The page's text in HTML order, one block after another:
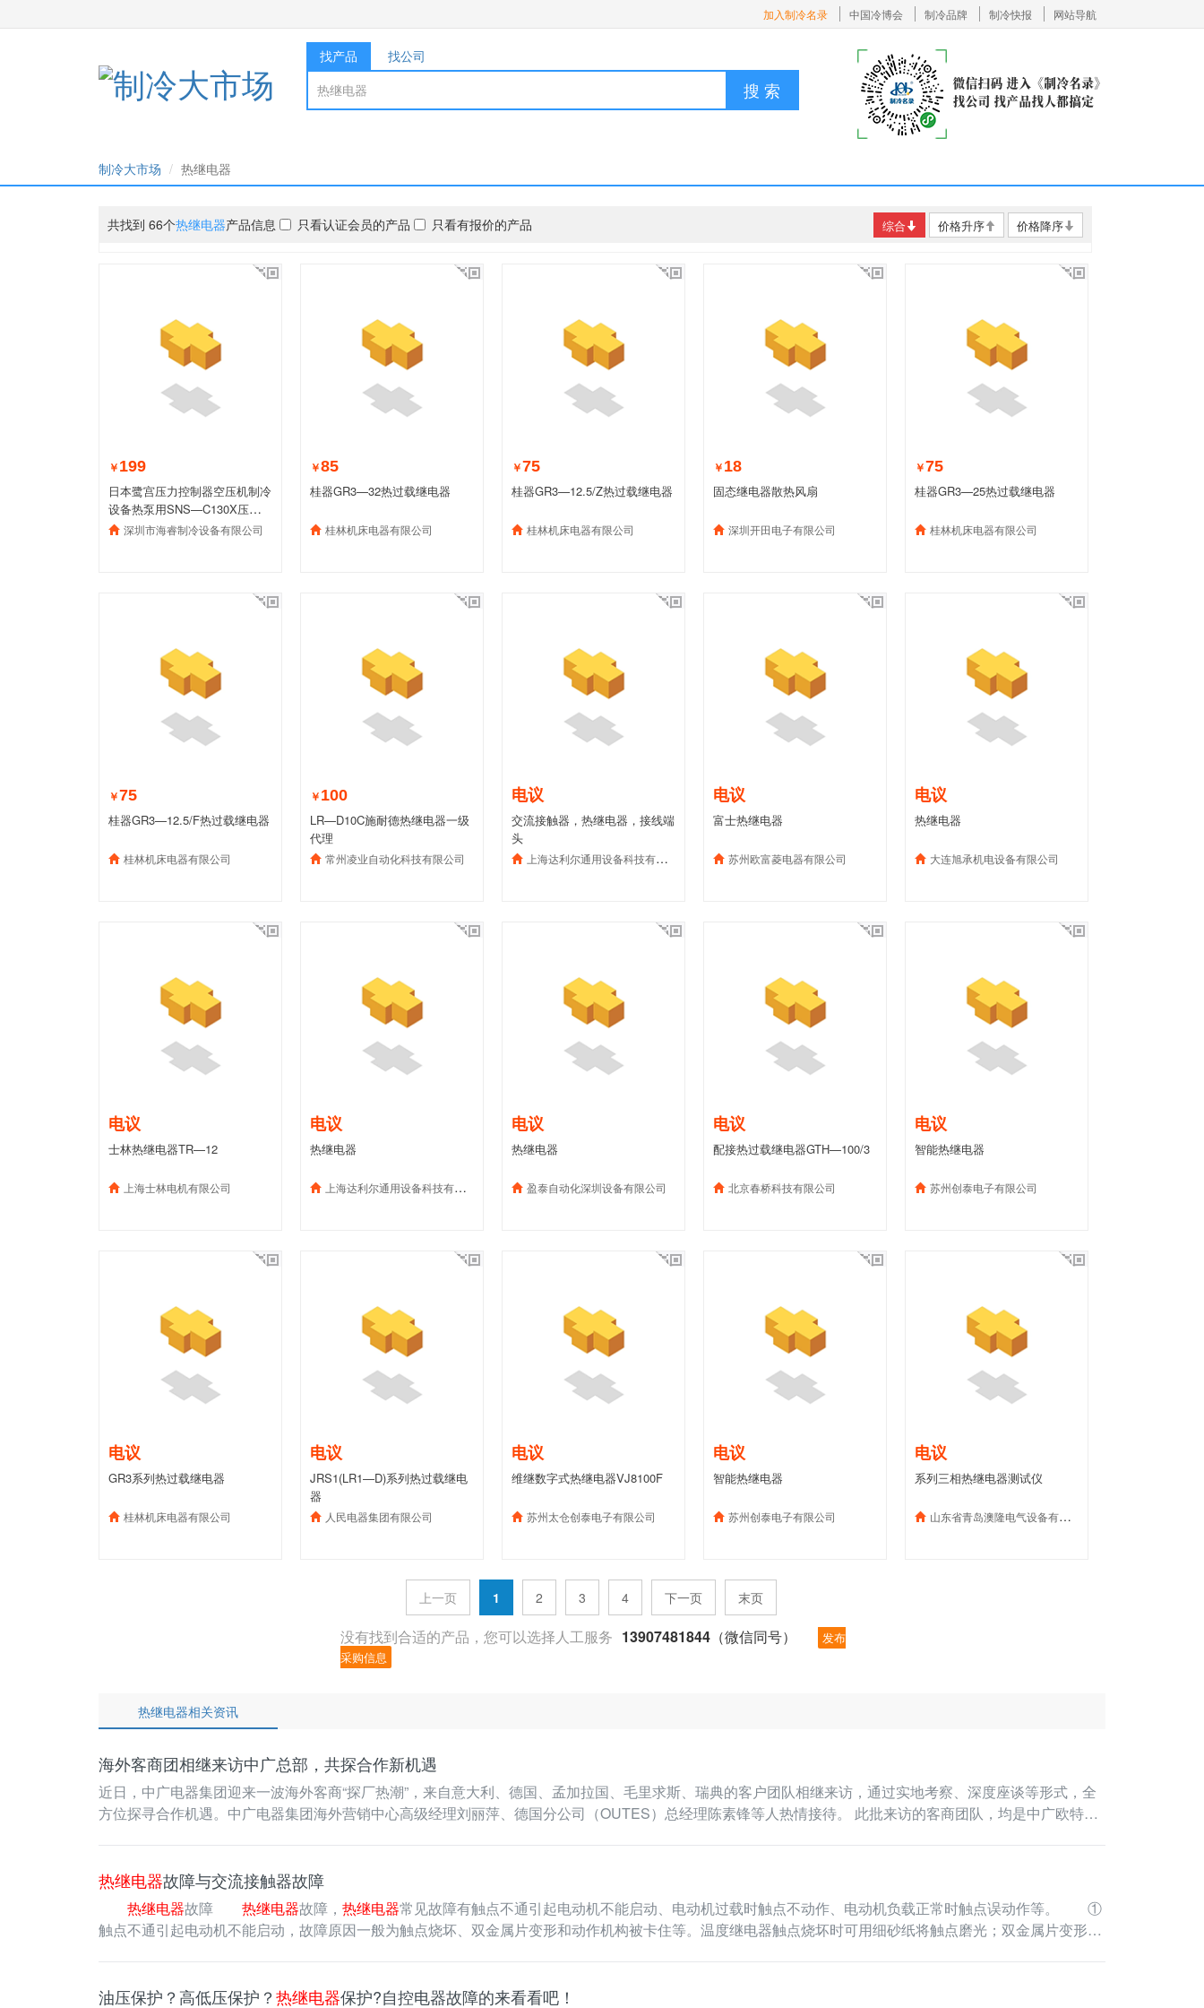
加入制冷名录 中国冷博会 制冷品牌 制冷快报 网站导航
找产品 找公司
搜 索
制冷大市场 热继电器
共找到 66个热继电器产品信息 只看认证会员的产品 只看有报价的产品 综合 价格升序 价格降序
￥ 199
日本鹭宫压力控制器空压机制冷
设备热泵用SNS—C130X压力开
关继电器
深圳市海睿制冷设备有限公司
￥85
桂器GR3—32热过载继电器
桂林机床电器有限公司
￥75
桂器GR3—12.5/Z热过载继电器
桂林机床电器有限公司
￥ 18
固态继电器散热风扇
深圳开田电子有限公司
￥75
桂器GR3—25热过载继电器
桂林机床电器有限公司
￥75
桂器GR3—12.5/F热过载继电器
桂林机床电器有限公司
￥ 100
LR—D10C施耐德热继电器一级
代理
常州凌业自动化科技有限公司
电议
交流接触器，热继电器，接线端
头
上海达利尔通用设备科技有限公司
电议
富士热继电器
苏州欧富菱电器有限公司
电议
热继电器
大连旭承机电设备有限公司
电议
士林热继电器TR—12
上海士林电机有限公司
电议
热继电器
上海达利尔通用设备科技有限公司
电议
热继电器
盈泰自动化深圳设备有限公司
电议
配接热过载继电器GTH—100/3
北京春桥科技有限公司
电议
智能热继电器
苏州创泰电子有限公司
电议
GR3系列热过载继电器
桂林机床电器有限公司
电议
JRS1(LR1—D)系列热过载继电
器
人民电器集团有限公司
电议
维继数字式热继电器VJ8100F
苏州太仓创泰电子有限公司
电议
智能热继电器
苏州创泰电子有限公司
电议
系列三相热继电器测试仪
山东省青岛澳隆电气设备有限公司
上一页 1 2 3 4 下一页 末页
没有找到合适的产品，您可以选择人工服务 13907481844（微信同号）
发布
采购信息
热继电器相关资讯
海外客商团相继来访中广总部，共探合作新机遇
近日，中广电器集团迎来一波海外客商“探厂热潮”，来自意大利、德国、孟加拉国、毛里求斯、瑞典的客户团队相继来访，通过实地考察、深度座谈等形式，全
方位探寻合作机遇。中广电器集团海外营销中心高级经理刘丽萍、德国分公司（OUTES）总经理陈素锋等人热情接待。 此批来访的客商团队，均是中广欧特斯
热继电器故障与交流接触器故障
热继电器故障 热继电器故障， 热继电器常见故障有触点不通引起电动机不能启动、电动机过载时触点不动作、电动机负载正常时触点误动作等。 ①
触点不通引起电动机不能启动，故障原因一般为触点烧坏、双金属片变形和动作机构被卡住等。温度继电器触点烧坏时可用细砂纸将触点磨光；双金属片变形时
油压保护？高低压保护？热继电器保护?自控电器故障的来看看吧！